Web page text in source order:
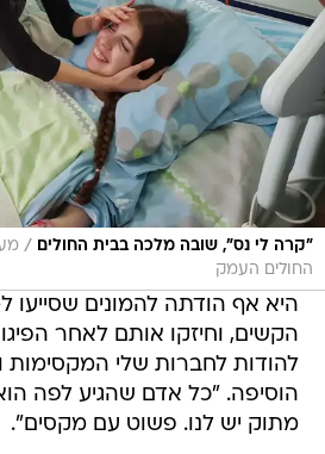
"קרה לי נס", שובה מלכה בבית החולים /
החולים העמק
היא אף הודתה להמונים
הקשים, וחיזקו אותם לאחר
להודות לחברות שלי המקסימות
הוסיפה. "כל אדם שהגיע לפה
מתוק יש לנו. פשוט עם מקסים".